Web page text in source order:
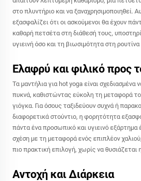
στο πλυντήριο και να ξαναχρησιμοποιηθεί.
εξασφαλίζει ότι οι ασκούμενοι θα έχουν
καθαρή πετσέτα στη διάθεσή τους,
υγιεινή όσο και τη βιωσιμότητα στη
Ελαφρύ και φιλικό προς
Τα μαντήλια για hot yoga είναι σχεδιασμένα
πυκνά, καθιστώντας εύκολη τη μεταφορά
γιόγκα. Για όσους ταξιδεύουν συχνά ή
διαφορετικά στούντιο, η φορητότητα
πάντα ένα προσωπικό και υγιεινό εξάρτημα
σχέση με τη μεταφορά ενός επιπλέον
πιο πρακτική επιλογή, χωρίς να θυσιάζεται
Αντοχή και Διάρκεια